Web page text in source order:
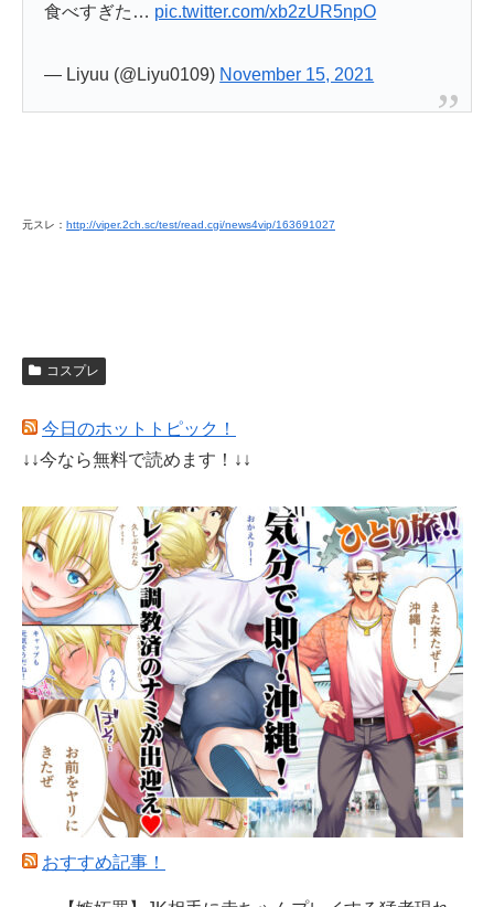
食べすぎた… pic.twitter.com/xb2zUR5npO
— Liyuu (@Liyu0109) November 15, 2021
元スレ： http://viper.2ch.sc/test/read.cgi/news4vip/163691027
コスプレ
今日のホットトピック！
↓↓今なら無料で読めます！↓↓
おすすめ記事！